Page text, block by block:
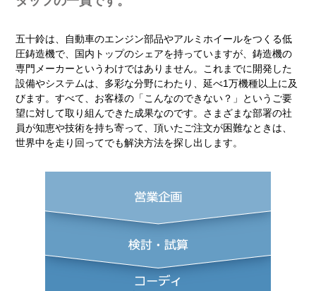
五十鈴は、自動車のエンジン部品やアルミホイールをつくる低
圧鋳造機で、国内トップのシェアを持っていますが、鋳造機の
専門メーカーというわけではありません。これまでに開発した
設備やシステムは、多彩な分野にわたり、延べ1万機種以上に及
びます。すべて、お客様の「こんなのできない？」というご要
望に対して取り組んできた成果なのです。さまざまな部署の社
員が知恵や技術を持ち寄って、頂いたご注文が困難なときは、
世界中を走り回ってでも解決方法を探し出します。